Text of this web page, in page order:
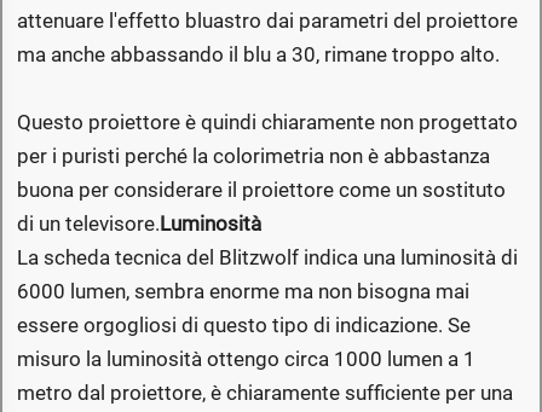
attenuare l'effetto bluastro dai parametri del proiettore
ma anche abbassando il blu a 30, rimane troppo alto.
Questo proiettore è quindi chiaramente non progettato
per i puristi perché la colorimetria non è abbastanza
buona per considerare il proiettore come un sostituto
di un televisore.Luminosità
La scheda tecnica del Blitzwolf indica una luminosità di
6000 lumen, sembra enorme ma non bisogna mai
essere orgogliosi di questo tipo di indicazione. Se
misuro la luminosità ottengo circa 1000 lumen a 1
metro dal proiettore, è chiaramente sufficiente per una